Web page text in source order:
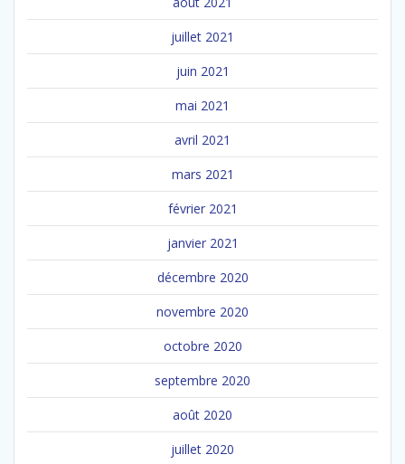
juillet 2021
juin 2021
mai 2021
avril 2021
mars 2021
février 2021
janvier 2021
décembre 2020
novembre 2020
octobre 2020
septembre 2020
août 2020
juillet 2020